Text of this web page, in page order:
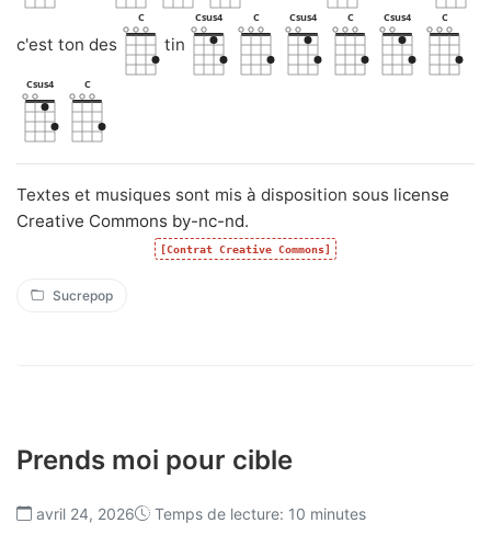
c'est ton des
C
tin
Csus4 C Csus4 C Csus4 C
Csus4 C
Textes et musiques sont mis à disposition sous license
Creative Commons by-nc-nd.
[Contrat Creative Commons]
Sucrepop
Prends moi pour cible
avril 24, 2026 Temps de lecture: 10 minutes